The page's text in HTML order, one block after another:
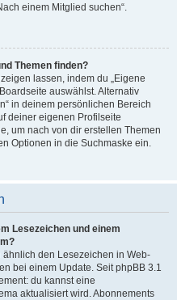
einem Mitglied suchen“.
Themen finden?
lassen, indem du „Eigene
auswählst. Alternativ
in deinem persönlichen Bereich
deiner eigenen Profilseite
um nach von dir erstellen Themen
Optionen in die Suchmaske ein.
Lesezeichen und einem
ähnlich den Lesezeichen in Web-
bei einem Update. Seit phpBB 3.1
du kannst eine
aktualisiert wird. Abonnements